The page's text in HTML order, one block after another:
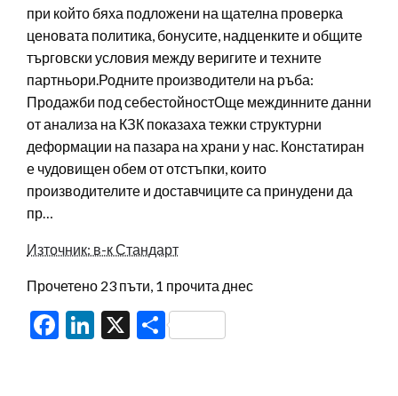
при който бяха подложени на щателна проверка
ценовата политика, бонусите, надценките и общите
търговски условия между веригите и техните
партньори.Родните производители на ръба:
Продажби под себестойностОще междинните данни
от анализа на КЗК показаха тежки структурни
деформации на пазара на храни у нас. Констатиран
е чудовищен обем от отстъпки, които
производителите и доставчиците са принудени да
пр…
Източник: в-к Стандарт
Прочетено 23 пъти, 1 прочита днес
Facebook
LinkedIn
X Share